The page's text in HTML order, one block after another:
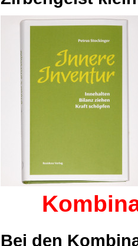
Bei den